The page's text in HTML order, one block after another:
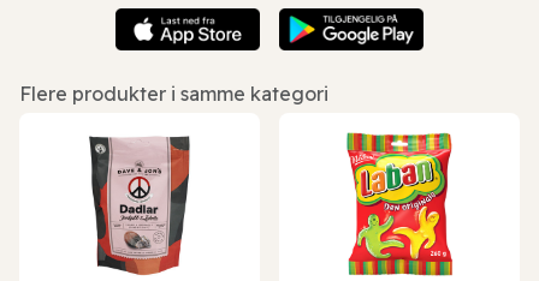
Flere produkter i samme kategori